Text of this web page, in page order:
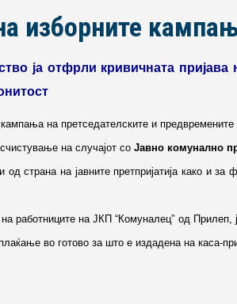
изборните
ја отфрли кривичната
на претседателските и
на случајот со Јавно комунално
страна на јавните претпријатија како и
работниците на ЈКП “Комуналец” од
плаќање во готово за што е издадена на